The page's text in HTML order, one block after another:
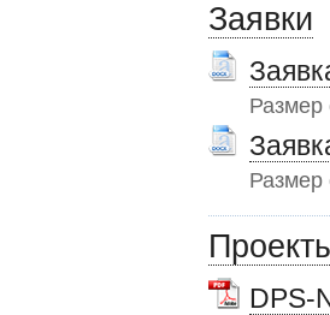
Заявки
DPS-